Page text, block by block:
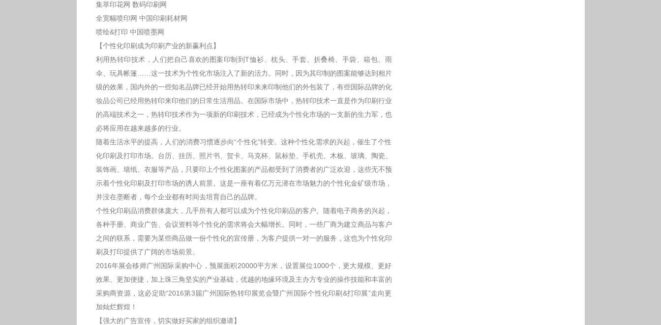
集萃印花网 数码印刷网
全宽幅喷印网 中国印刷耗材网
喷绘&打印 中国喷墨网
【个性化印刷成为印刷产业的新赢利点】
利用热转印技术，人们把自己喜欢的图案印制到T恤衫、枕头、手套、折叠椅、手袋、箱包、雨
伞、玩具帐篷……这一技术为个性化市场注入了新的活力。同时，因为其印制的图案能够达到相片
级的效果，国内外的一些知名品牌已经开始用热转印来来印制他们的外包装了，有些国际品牌的化
妆品公司已经用热转印来印他们的日常生活用品。在国际市场中，热转印技术一直是作为印刷行业
的高端技术之一，热转印技术作为一项新的印刷技术，已经成为个性化市场的一支新的生力军，也
必将应用在越来越多的行业。
随着生活水平的提高，人们的消费习惯逐步向“个性化”转变。这种个性化需求的兴起，催生了个性
化印刷及打印市场。台历、挂历、照片书、贺卡、马克杯、鼠标垫、手机壳、木板、玻璃、陶瓷、
装饰画、墙纸、衣服等产品，只要印上个性化图案的产品都受到了消费者的广泛欢迎，这些无不预
示着个性化印刷及打印市场的诱人前景。这是一座有着亿万元潜在市场魅力的个性化金矿级市场，
并没在垄断者，每个企业都有时间去培育自己的品牌。
个性化印刷品消费群体庞大，几乎所有人都可以成为个性化印刷品的客户。随着电子商务的兴起，
各种手册、商业广告、会议资料等个性化的需求将会大幅增长。同时，一些厂商为建立商品与客户
之间的联系，需要为某些商品做一份个性化的宣传册，为客户提供一对一的服务，这也为个性化印
刷及打印提供了广阔的市场前景。
2016年展会移师广州国际采购中心，预展面积20000平方米，设置展位1000个，更大规模、更好
效果、更加便捷，加上珠三角坚实的产业基础，优越的地缘环境及主办方专业的操作技能和丰富的
采购商资源，这必定助“2016第3届广州国际热转印展览会暨广州国际个性化印刷&打印展”走向更
加灿烂辉煌！
【强大的广告宣传，切实做好买家的组织邀请】